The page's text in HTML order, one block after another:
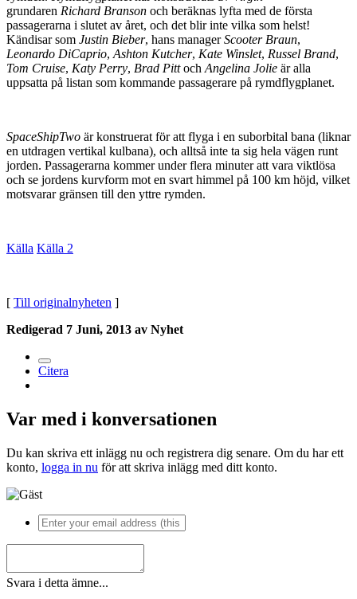
grundaren Richard Branson och beräknas lyfta med de första
passagerarna i slutet av året, och det blir inte vilka som helst!
Kändisar som Justin Bieber, hans managerScooter Braun,
Leonardo DiCaprio, Ashton Kutcher, Kate Winslet, Russel Brand,
Tom Cruise, Katy Perry, Brad Pittoch Angelina Jolie är alla
uppsatta på listan som kommande passagerare på rymdflygplanet.
SpaceShipTwo är konstruerat för att flyga i en suborbital bana (liknar
en utdragen vertikal kulbana), och alltså inte ta sig hela vägen runt
jorden. Passagerarna kommer under flera minuter att vara viktlösa
och se jordens kurvform mot en svart himmel på 100 km höjd, vilket
motsvarar gränsen till den yttre rymden.
Källa Källa 2
[ Till originalnyheten ]
Redigerad 7 Juni, 2013 av Nyhet
Citera
Var med i konversationen
Du kan skriva ett inlägg nu och registrera dig senare. Om du har ett
konto, logga in nu för att skriva inlägg med ditt konto.
Svara i detta ämne...